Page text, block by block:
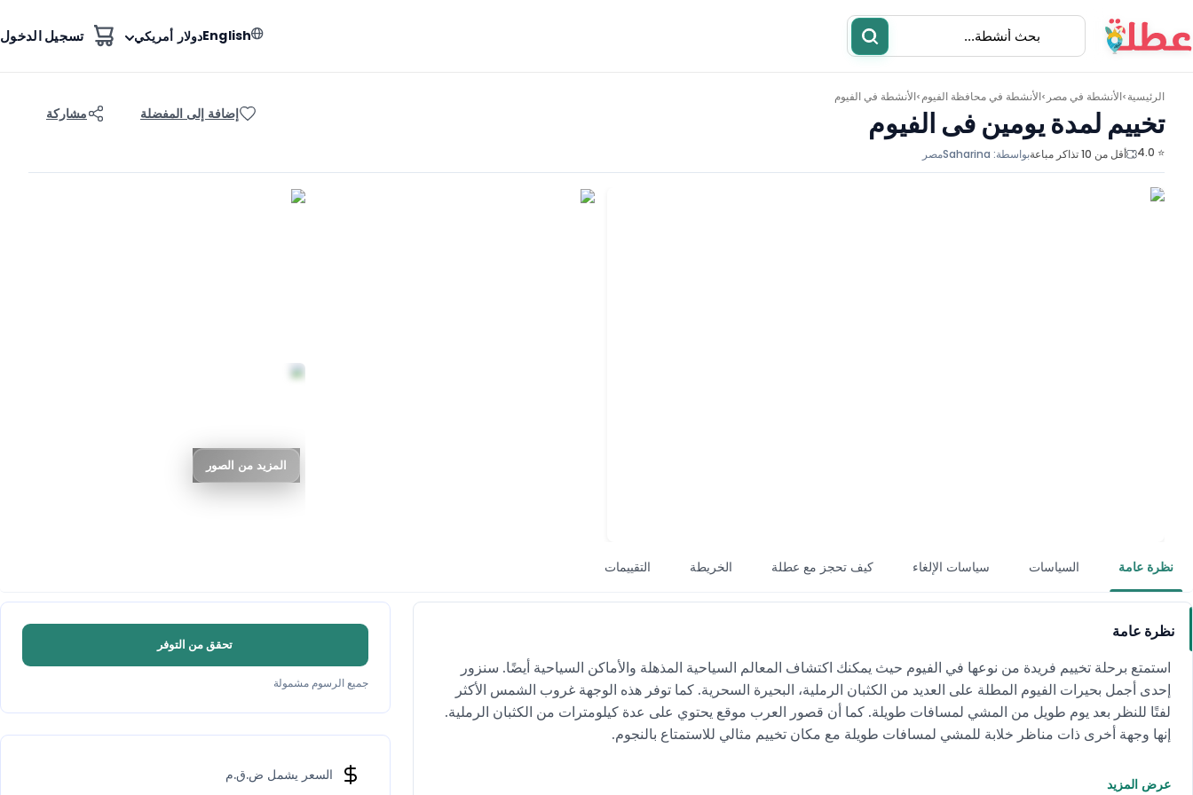
Englishدولار أمريكي تسجيل الدخول
أنشطة مطاعم
الرئيسية >الأنشطة فيمصر >الأنشطة فيمحافظة الفيوم >الأنشطة فيالفيوم
تخييم لمدة يومين فى الفيوم
⭐ 4.0 أقل من 10 تذاكر مباعة بواسطة: Saharinaمصر
إضافة إلى المفضلة مشاركة
المزيد من الصور
نظرة عامة السياسات سياسات الإلغاء كيف تحجز مع عطلة الخريطة التقييمات
نظرة عامة
استمتع برحلة تخييم فريدة من نوعها في الفيوم حيث يمكنك اكتشاف المعالم السياحية المذهلة والأماكن السياحية أيضًا. سنزور
إحدى أجمل بحيرات الفيوم المطلة على العديد من الكثبان الرملية، البحيرة السحرية. كما توفر هذه الوجهة غروب الشمس الأكثر
لفتًا للنظر بعد يوم طويل من المشي لمسافات طويلة. كما أن قصور العرب موقع يحتوي على عدة كيلومترات من الكثبان الرملية.
إنها وجهة أخرى ذات مناظر خلابة للمشي لمسافات طويلة مع مكان تخييم مثالي للاستمتاع بالنجوم.
عرض المزيد
تحقق من التوفر
جميع الرسوم مشمولة
السعر يشمل ض.ق.م